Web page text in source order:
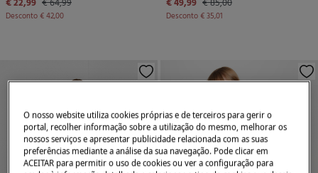
€ 22,99 € 64,99
Desconto€ 42,00
€ 49,99 € 85,00
Desconto€ 35,01
O nosso website utiliza cookies próprias e de terceiros para gerir o
portal, recolher informação sobre a utilização do mesmo, melhorar os
nossos serviços e apresentar publicidade relacionada com as suas
preferências mediante a análise da sua navegação. Pode clicar em
ACEITAR para permitir o uso de cookies ou ver a configuração para